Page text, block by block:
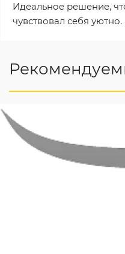
Идеальное решение,
чувствовал себя уютно.